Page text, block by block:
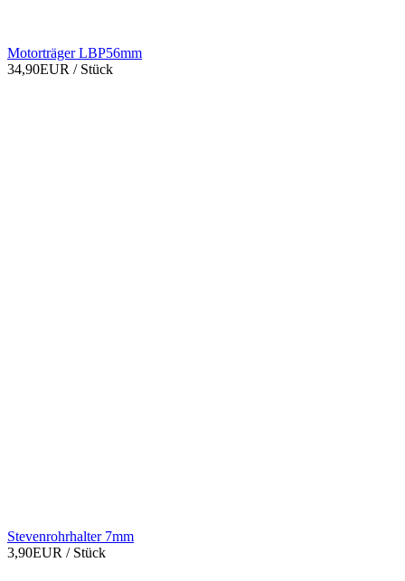
Motorträger LBP56mm
34,90EUR / Stück
Stevenrohrhalter 7mm
3,90EUR / Stück